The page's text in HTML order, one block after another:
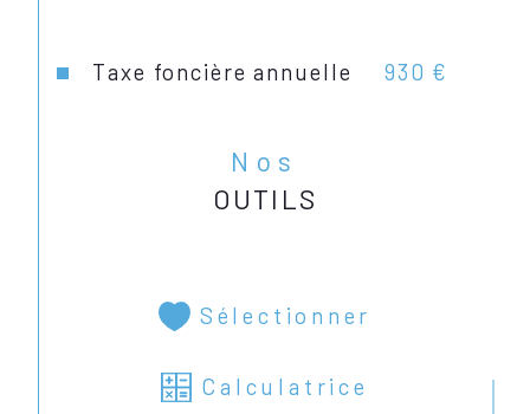
Taxe foncière annuelle 930 €
Nos
OUTILS
Sélectionner
Calculatrice